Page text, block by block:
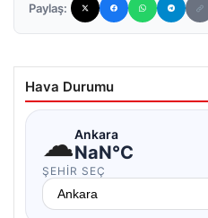
Paylaş:
Hava Durumu
☁Ankara
NaN°C
ŞEHIR SEÇ